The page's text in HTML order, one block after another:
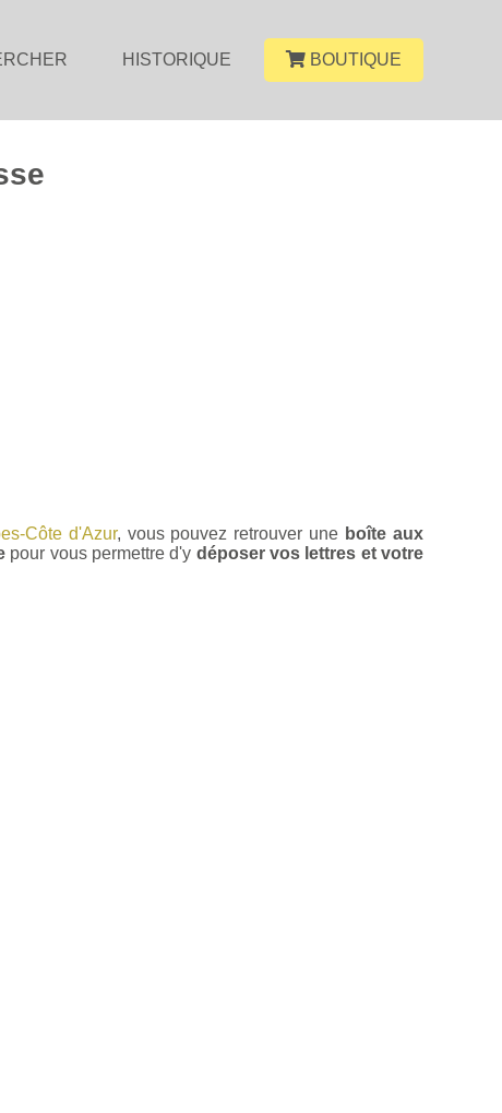
HISTORIQUE BOUTIQUE
Côte d'Azur, vous pouvez retrouver une boîte aux
pour vous permettre d'y déposer vos lettres et votre